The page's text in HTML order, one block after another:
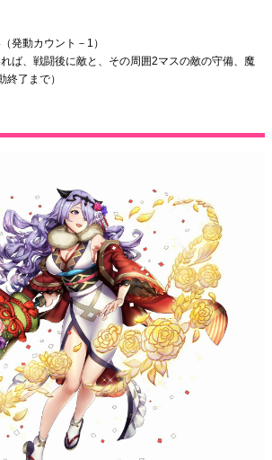
発動カウント－1）
ば、戦闘後に敵と、その周囲2マスの敵の守備、魔
終了まで）